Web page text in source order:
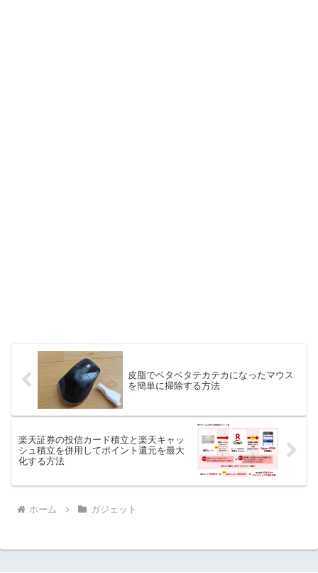
皮脂でベタベタテカテカになったマウス
を簡単に掃除する方法
楽天証券の投信カード積立と楽天キャッ
シュ積立を併用してポイント還元を最大
化する方法
ホーム ガジェット